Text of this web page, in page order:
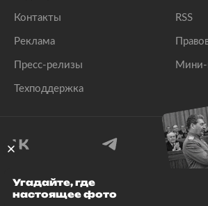
Контакты
Реклама
Пресс-релизы
Техподдержка
RSS
Мини-
© 1999–2026 Все права
Угадайте, где
настоящее фото